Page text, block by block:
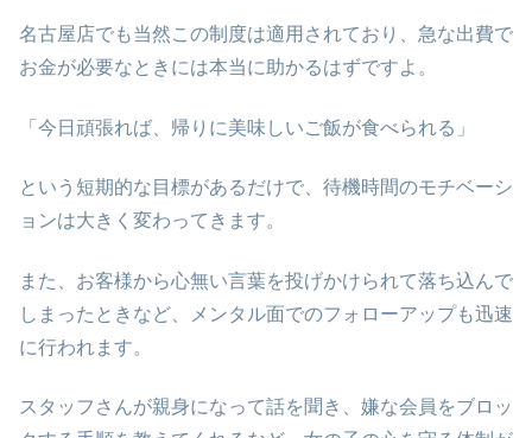
名古屋店でも当然この制度は適用されており、急な出費で
お金が必要なときには本当に助かるはずですよ。
「今日頑張れば、帰りに美味しいご飯が食べられる」
という短期的な目標があるだけで、待機時間のモチベーシ
ョンは大きく変わってきます。
また、お客様から心無い言葉を投げかけられて落ち込んで
しまったときなど、メンタル面でのフォローアップも迅速
に行われます。
スタッフさんが親身になって話を聞き、嫌な会員をブロッ